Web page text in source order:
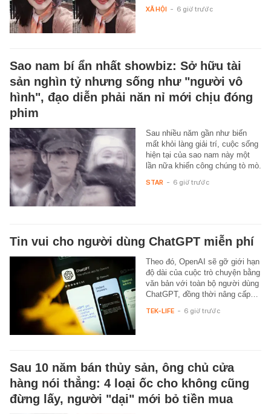
XÃ HỘI - 6 giờ trước
Sao nam bí ẩn nhất showbiz: Sở hữu tài
sản nghìn tỷ nhưng sống như "người vô
hình", đạo diễn phải năn nỉ mới chịu đóng
phim
Sau nhiều năm gần như biến
mất khỏi làng giải trí, cuộc sống
hiện tại của sao nam này một
lần nữa khiến công chúng tò mò.
STAR - 6 giờ trước
Tin vui cho người dùng ChatGPT miễn phí
Theo đó, OpenAI sẽ gỡ giới hạn
độ dài của cuộc trò chuyện bằng
văn bản với toàn bộ người dùng
ChatGPT, đồng thời nâng cấp…
TEK-LIFE - 6 giờ trước
Sau 10 năm bán thủy sản, ông chủ cửa
hàng nói thẳng: 4 loại ốc cho không cũng
đừng lấy, người "dại" mới bỏ tiền mua